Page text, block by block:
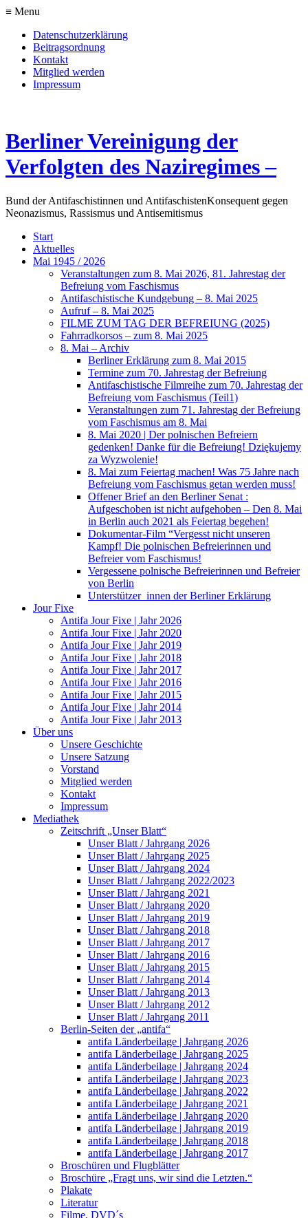
≡ Menu
Datenschutzerklärung
Beitragsordnung
Kontakt
Mitglied werden
Impressum
Berliner Vereinigung der
Verfolgten des Naziregimes –
Bund der Antifaschistinnen und AntifaschistenKonsequent gegen
Neonazismus, Rassismus und Antisemitismus
Start
Aktuelles
Mai 1945 / 2026
Veranstaltungen zum 8. Mai 2026, 81. Jahrestag der
Befreiung vom Faschismus
Antifaschistische Kundgebung – 8. Mai 2025
Aufruf – 8. Mai 2025
FILME ZUM TAG DER BEFREIUNG (2025)
Fahrradkorsos – zum 8. Mai 2025
8. Mai – Archiv
Berliner Erklärung zum 8. Mai 2015
Termine zum 70. Jahrestag der Befreiung
Antifaschistische Filmreihe zum 70. Jahrestag der
Befreiung vom Faschismus (Teil1)
Veranstaltungen zum 71. Jahrestag der Befreiung
vom Faschismus am 8. Mai
8. Mai 2020 | Der polnischen Befreiern
gedenken! Danke für die Befreiung! Dziękujemy
za Wyzwolenie!
8. Mai zum Feiertag machen! Was 75 Jahre nach
Befreiung vom Faschismus getan werden muss!
Offener Brief an den Berliner Senat :
Aufgeschoben ist nicht aufgehoben – Den 8. Mai
in Berlin auch 2021 als Feiertag begehen!
Dokumentar-Film “Vergesst nicht unseren
Kampf! Die polnischen Befreierinnen und
Befreier vom Faschismus!
Vergessene polnische Befreierinnen und Befreier
von Berlin
Unterstützer_innen der Berliner Erklärung
Jour Fixe
Antifa Jour Fixe | Jahr 2026
Antifa Jour Fixe | Jahr 2020
Antifa Jour Fixe | Jahr 2019
Antifa Jour Fixe | Jahr 2018
Antifa Jour Fixe | Jahr 2017
Antifa Jour Fixe | Jahr 2016
Antifa Jour Fixe | Jahr 2015
Antifa Jour Fixe | Jahr 2014
Antifa Jour Fixe | Jahr 2013
Über uns
Unsere Geschichte
Unsere Satzung
Vorstand
Mitglied werden
Kontakt
Impressum
Mediathek
Zeitschrift „Unser Blatt“
Unser Blatt / Jahrgang 2026
Unser Blatt / Jahrgang 2025
Unser Blatt / Jahrgang 2024
Unser Blatt / Jahrgang 2022/2023
Unser Blatt / Jahrgang 2021
Unser Blatt / Jahrgang 2020
Unser Blatt / Jahrgang 2019
Unser Blatt / Jahrgang 2018
Unser Blatt / Jahrgang 2017
Unser Blatt / Jahrgang 2016
Unser Blatt / Jahrgang 2015
Unser Blatt / Jahrgang 2014
Unser Blatt / Jahrgang 2013
Unser Blatt / Jahrgang 2012
Unser Blatt / Jahrgang 2011
Berlin-Seiten der „antifa“
antifa Länderbeilage | Jahrgang 2026
antifa Länderbeilage | Jahrgang 2025
antifa Länderbeilage | Jahrgang 2024
antifa Länderbeilage | Jahrgang 2023
antifa Länderbeilage | Jahrgang 2022
antifa Länderbeilage | Jahrgang 2021
antifa Länderbeilage | Jahrgang 2020
antifa Länderbeilage | Jahrgang 2019
antifa Länderbeilage | Jahrgang 2018
antifa Länderbeilage | Jahrgang 2017
Broschüren und Flugblätter
Broschüre „Fragt uns, wir sind die Letzten.“
Plakate
Literatur
Filme, DVD´s